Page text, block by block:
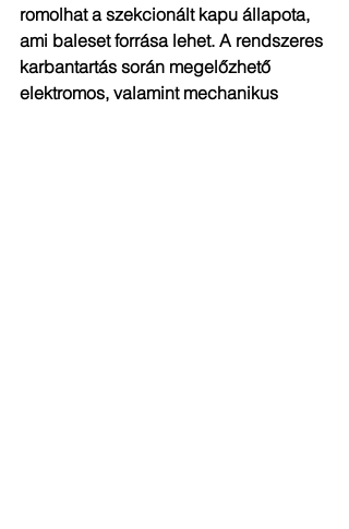
romolhat a szekcionált kapu állapota,
ami baleset forrása lehet. A rendszeres
karbantartás során megelőzhető
elektromos, valamint mechanikus